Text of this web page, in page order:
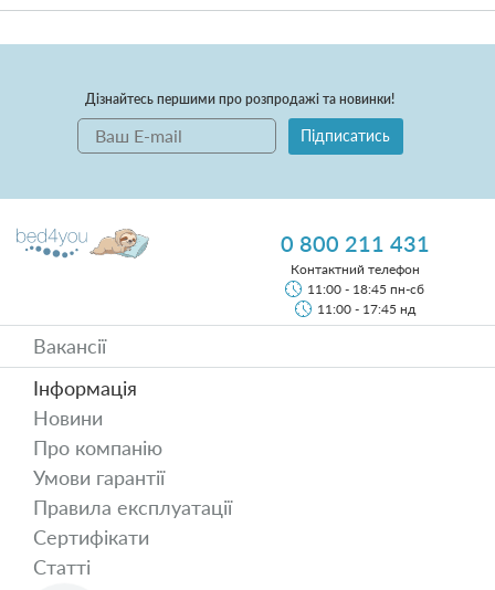
Дізнайтесь першими про розпродажі та новинки!
Підписатись
0 800 211 431
Контактний телефон
11:00 - 18:45 пн-сб
11:00 - 17:45 нд
Вакансії
Інформація
Новини
Про компанію
Умови гарантії
Правила експлуатації
Сертифікати
Статті